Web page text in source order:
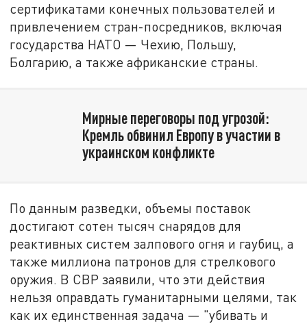
сертификатами конечных пользователей и
привлечением стран-посредников, включая
государства НАТО — Чехию, Польшу,
Болгарию, а также африканские страны.
Мирные переговоры под угрозой:
Кремль обвинил Европу в участии в
украинском конфликте
По данным разведки, объемы поставок
достигают сотен тысяч снарядов для
реактивных систем залпового огня и гаубиц, а
также миллиона патронов для стрелкового
оружия. В СВР заявили, что эти действия
нельзя оправдать гуманитарными целями, так
как их единственная задача — "убивать и